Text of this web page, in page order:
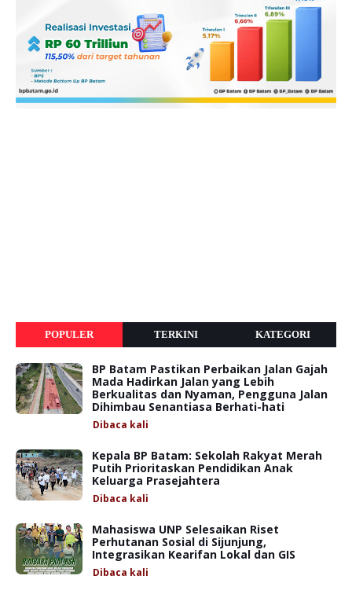
POPULER TERKINI KATEGORI
BP Batam Pastikan Perbaikan Jalan Gajah
Mada Hadirkan Jalan yang Lebih
Berkualitas dan Nyaman, Pengguna Jalan
Dihimbau Senantiasa Berhati-hati
Dibaca kali
Kepala BP Batam: Sekolah Rakyat Merah
Putih Prioritaskan Pendidikan Anak
Keluarga Prasejahtera
Dibaca kali
Mahasiswa UNP Selesaikan Riset
Perhutanan Sosial di Sijunjung,
Integrasikan Kearifan Lokal dan GIS
Dibaca kali